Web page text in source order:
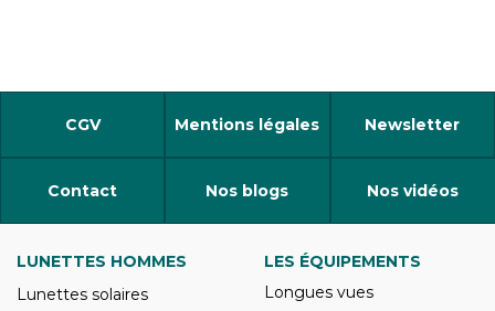
CGV Mentions légales Newsletter
Contact Nos blogs Nos vidéos
LUNETTES HOMMES
Lunettes solaires
LES ÉQUIPEMENTS
Longues vues